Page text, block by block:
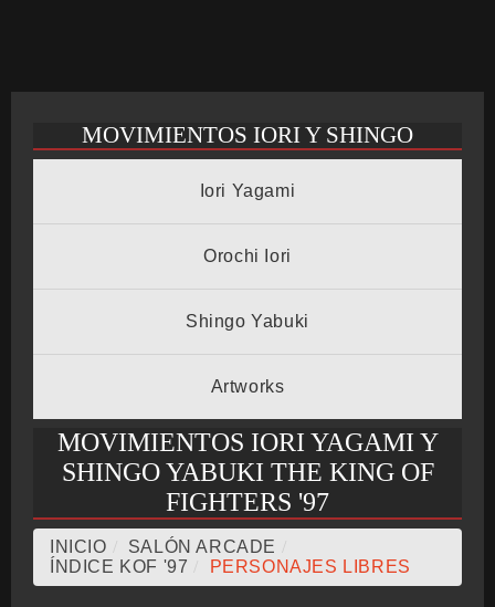
BONUS STAGE
GUÍA BÁSICA
BMG-OST
MOVIMIENTOS IORI Y SHINGO
Iori Yagami
Orochi Iori
Shingo Yabuki
Artworks
MOVIMIENTOS IORI YAGAMI Y
SHINGO YABUKI THE KING OF
FIGHTERS '97
INICIO SALÓN ARCADE
ÍNDICE KOF '97
PERSONAJES LIBRES